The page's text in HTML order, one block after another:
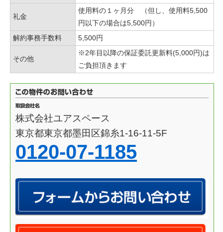
礼金
使用料の１ヶ月分 （但し、使用料5,500
円以下の場合は5,500円）
解約事務手数料
5,500円
その他
※2年目以降の保証委託更新料(5,000円)は
ご負担頂きます
株式会社ユアスペース
東京都東京都墨田区錦糸1-16-11-5F
0120-07-1185